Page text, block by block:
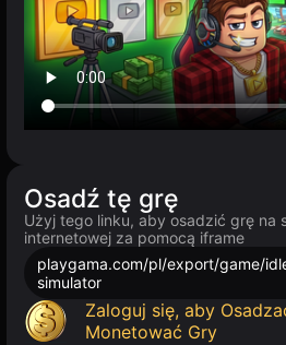
Osadź tę grę
Użyj tego linku, aby osadzić grę na
internetowej za pomocą iframe
playgama.com/pl/export/game/
simulator
Zaloguj się, aby
Monetować Gry